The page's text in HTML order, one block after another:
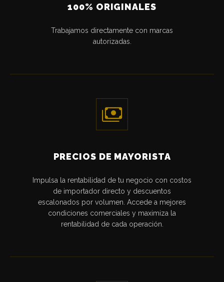
100% ORIGINALES
Trabajamos directamente con marcas
autorizadas.
payments
PRECIOS DE MAYORISTA
Impulsa la rentabilidad de tu negocio con costos
de importador directo y descuentos
escalonados por volumen. Accede a mejores
condiciones comerciales y maximiza la
rentabilidad de cada operación.